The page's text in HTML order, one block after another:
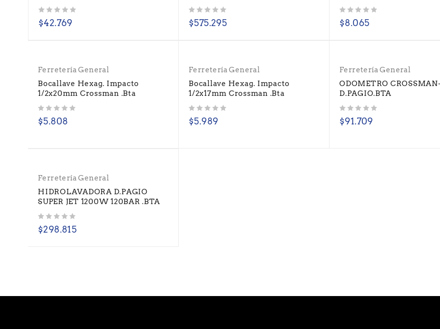
$42.769 $575.295 $8.065
Ferretería General
Bocallave Hexag. Impacto
1/2x20mm Crossman .Bta
$5.808
Ferretería General
Bocallave Hexag. Impacto
1/2x17mm Crossman .Bta
$5.989
Ferretería General
ODOMETRO
D.PAGIO.BTA
$91.709
Ferretería General
HIDROLAVADORA D.PAGIO
SUPER JET 1200W 120BAR .BTA
$298.815